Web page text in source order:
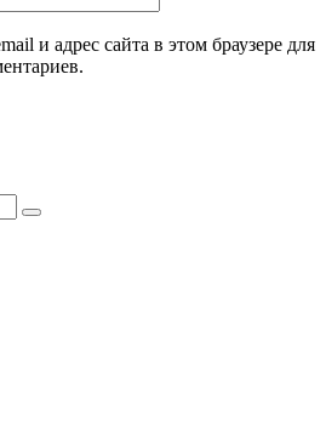
и адрес сайта в этом браузере для